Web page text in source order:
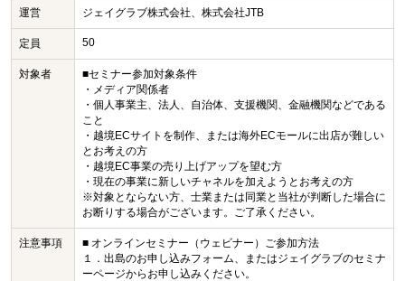
運営 ジェイグラブ株式会社、株式会社JTB
定員 50
対象者
■セミナー参加対象条件
・メディア関係者
・個人事業主、法人、自治体、支援機関、金融機関などである
こと
・越境ECサイトを制作、または海外ECモールに出店が難しい
とお考えの方
・越境EC事業の売り上げアップを望む方
・現在の事業に新しいチャネルを加えようとお考えの方
※対象とならない方、士業または同業と当社が判断した場合に
お断りする場合がございます。ご了承ください。
注意事項
■ オンラインセミナー（ウェビナー）ご参加方法
１．出島のお申し込みフォーム、またはジェイグラブのセミナ
ーページからお申し込みください。